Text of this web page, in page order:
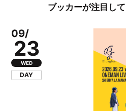
ブッカーが注目し
09/
23
WED
DAY